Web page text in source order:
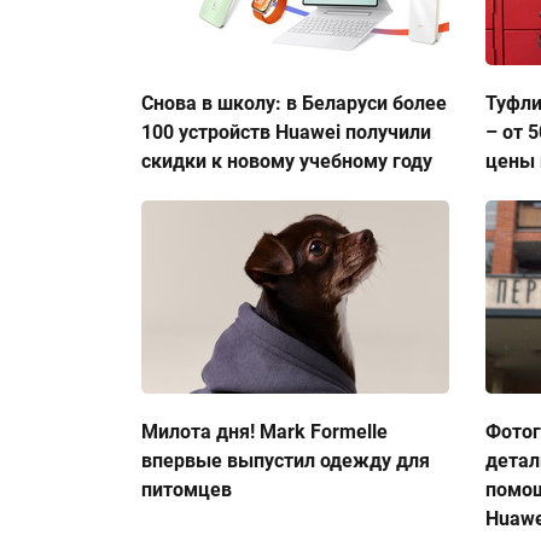
Снова в школу: в Беларуси более
100 устройств Huawei получили
скидки к новому учебному году
– от
цены
Милота дня! Mark Formelle
впервые выпустил одежду для
питомцев